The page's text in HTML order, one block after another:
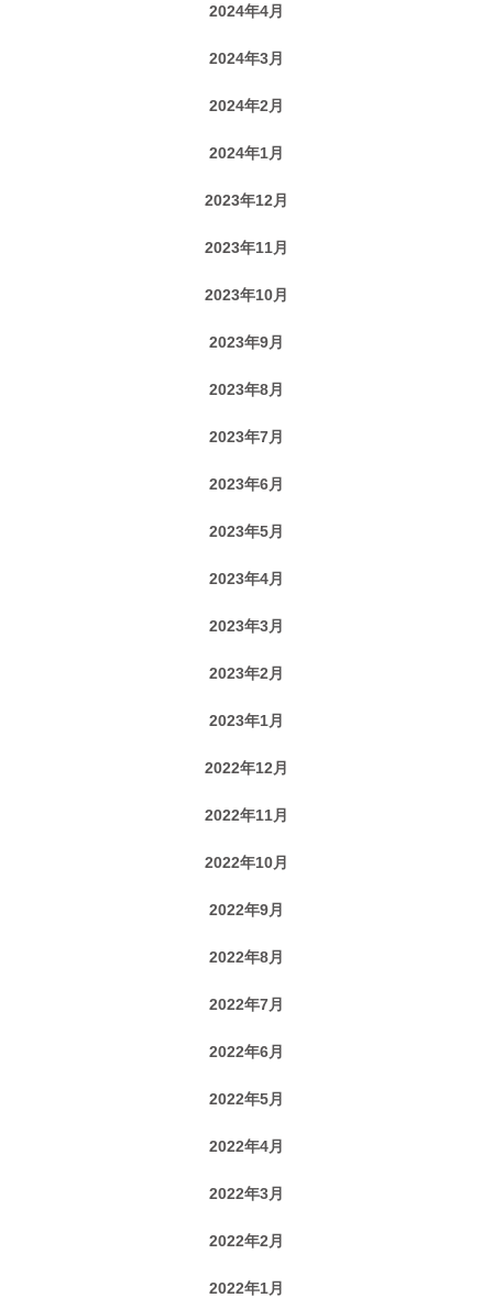
2024年4月
2024年3月
2024年2月
2024年1月
2023年12月
2023年11月
2023年10月
2023年9月
2023年8月
2023年7月
2023年6月
2023年5月
2023年4月
2023年3月
2023年2月
2023年1月
2022年12月
2022年11月
2022年10月
2022年9月
2022年8月
2022年7月
2022年6月
2022年5月
2022年4月
2022年3月
2022年2月
2022年1月